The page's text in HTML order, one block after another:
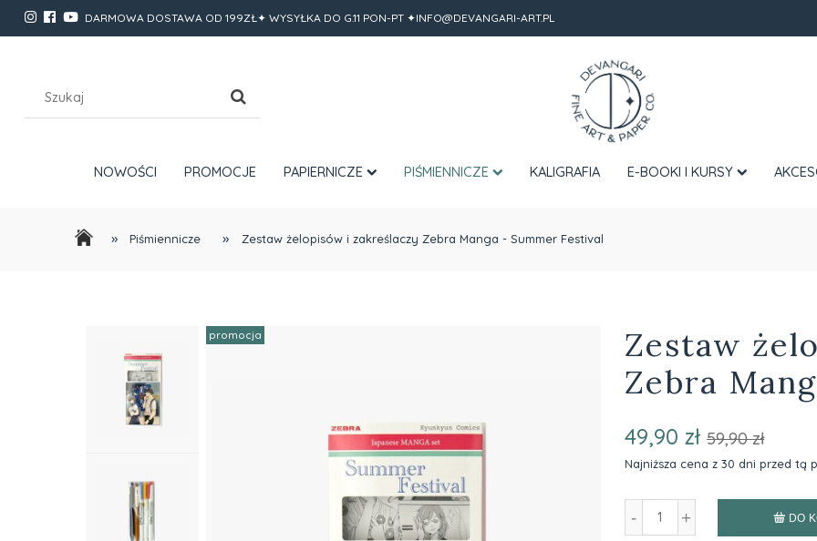
DARMOWA DOSTAWA OD 199ZŁ✦ WYSYŁKA DO G.11 PON-PT ✦INFO@DEVANGARI-ART.PL
NOWOŚCI PROMOCJE PAPIERNICZE PIŚMIENNICZE KALIGRAFIA E-BOOKI I KURSY
» Piśmiennicze » Zestaw żelopisów i zakreślaczy Zebra Manga - Summer Festival
promocja
Zestaw
Zebra
49,90 zł 59,90 zł
Najniższa cena z 30 dni przed tą
Jeżeli produkt jest
niż 30 dni, wyświetlana
cena od momentu,
- + DO